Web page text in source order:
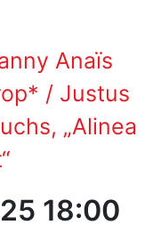
Anaïs
/ Justus
„Alinea
18:00